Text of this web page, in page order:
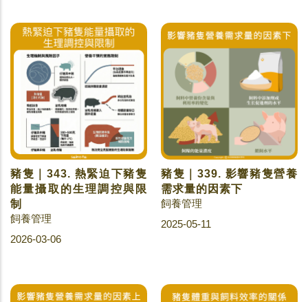
豬隻｜343. 熱緊迫下豬隻
能量攝取的生理調控與限
制
飼養管理
2026-03-06
豬隻｜339. 影響豬隻營養
需求量的因素下
飼養管理
2025-05-11